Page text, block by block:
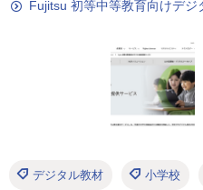
Fujitsu 初等中等教育向けデジ
デジタル教材 小学校